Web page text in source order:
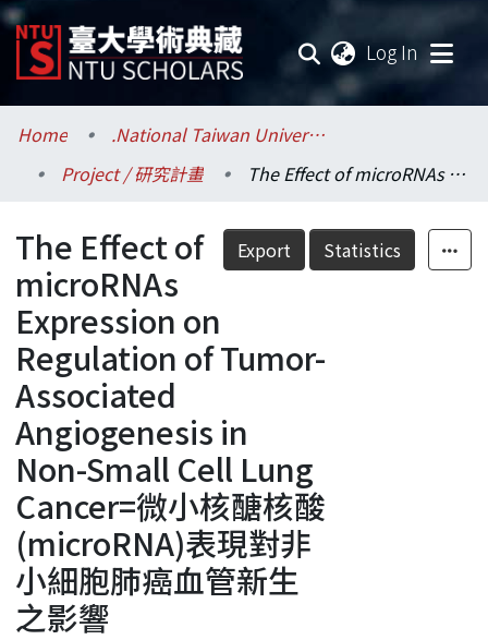
Log In
Communities & Collections
Research Outputs
Fundings & Projects
Researchers
Organizations
Statistics
Home
.National Taiwan University / 國立臺灣大學
Project / 研究計畫
The Effect of microRNAs Expression on Regulation of Tumor-Associated Angiogenesis in Non-Small Cell Lung Cancer=微小核醣核酸(microRNA)表現對非小細胞肺癌血管新生之影響
Export Statistics
The Effect of
microRNAs
Expression on
Regulation of Tumor-
Associated
Angiogenesis in
Non-Small Cell Lung
Cancer=微小核醣核酸
(microRNA)表現對非
小細胞肺癌血管新生
之影響